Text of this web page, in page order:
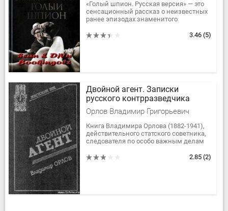
«Голый шпион. Русская версия» — это
сенсационный рассказ о неизвестных
ранее эпизодах знаменитого
«русском следе» в нем. Это история...
3.46 (5)
Двойной агент. Записки
русского контрразведчика
Орлов Владимир Григорьевич
Книга Владимира Орлова (1882-1941),
действительного статского советника,
следователя по особо важным делам
первой мировой войны,...
2.85 (2)